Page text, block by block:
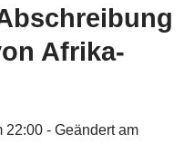
Afrika-
22:00 - Geändert am